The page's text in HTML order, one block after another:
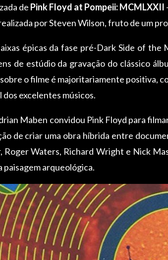
de Pink Floyd at Pompeii: MCMLXXII
por Steven Wilson, fruto de um
épicas da fase pré-Dark Side of the
de estúdio da gravação do clássico
o filme é majoritariamente positiva,
excelentes músicos.
Maben convidou Pink Floyd para
de criar uma obra híbrida entre
Roger Waters, Richard Wright e Nick
paisagem arqueológica.